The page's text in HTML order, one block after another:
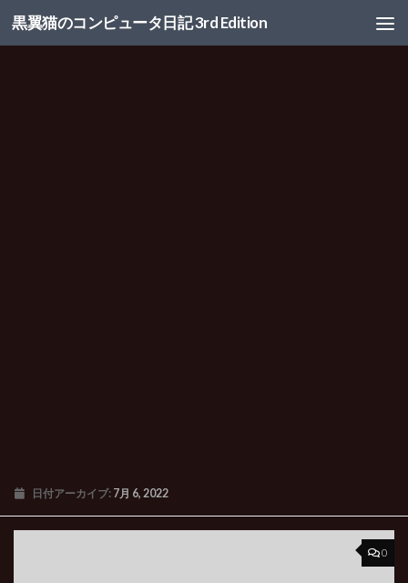
コンテンツへスキップ
黒翼猫のコンピュータ日記 3rd Edition
日付アーカイブ: 7月 6, 2022
0